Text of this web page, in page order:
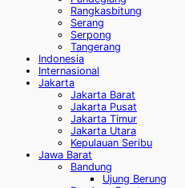
Rangkasbitung
Serang
Serpong
Tangerang
Indonesia
Internasional
Jakarta
Jakarta Barat
Jakarta Pusat
Jakarta Timur
Jakarta Utara
Kepulauan Seribu
Jawa Barat
Bandung
Ujung Berung